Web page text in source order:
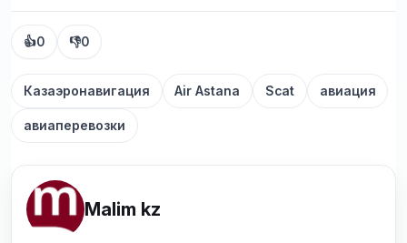
👍0 👎0
Казаэронавигация Air Astana Scat авиация
авиаперевозки
Malim kz